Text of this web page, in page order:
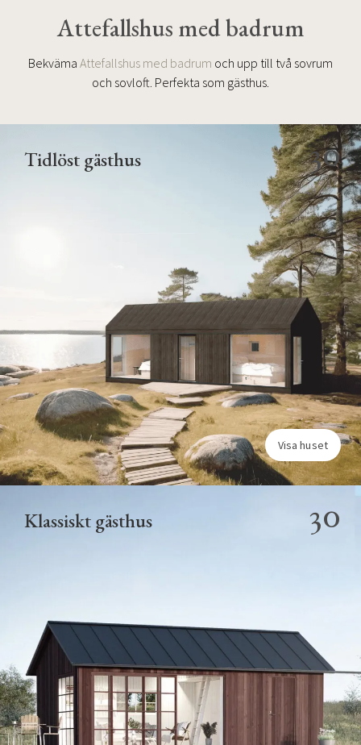
Attefallshus med badrum
Bekväma Attefallshus med badrum och upp till två sovrum
och sovloft. Perfekta som gästhus.
Tidlöst gästhus 30
Visa huset
Klassiskt gästhus 30